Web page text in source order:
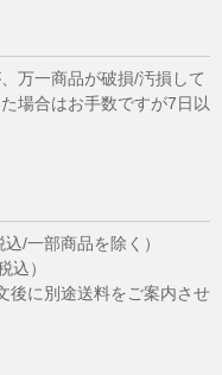
万一商品が破損/汚損して
場合はお手数ですが7日以
/一部商品を除く）
込）
後に別途送料をご案内させ